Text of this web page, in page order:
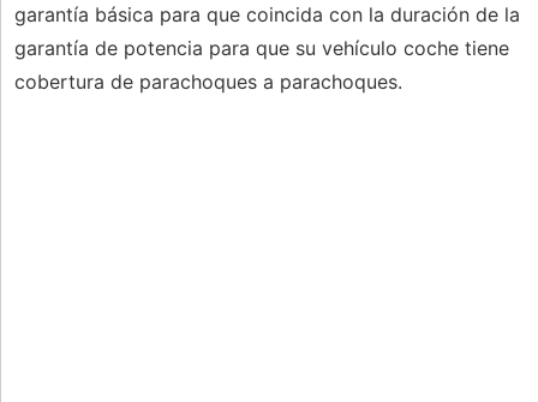
garantía básica para que coincida con la duración de la
garantía de potencia para que su vehículo coche tiene
cobertura de parachoques a parachoques.